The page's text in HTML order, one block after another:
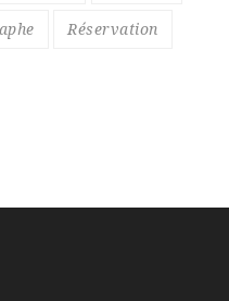
Réservation